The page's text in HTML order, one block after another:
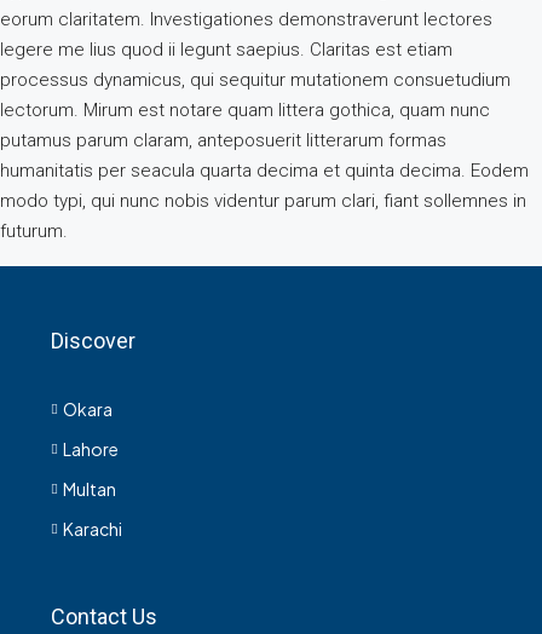
eorum claritatem. Investigationes demonstraverunt lectores
legere me lius quod ii legunt saepius. Claritas est etiam
processus dynamicus, qui sequitur mutationem consuetudium
lectorum. Mirum est notare quam littera gothica, quam nunc
putamus parum claram, anteposuerit litterarum formas
humanitatis per seacula quarta decima et quinta decima. Eodem
modo typi, qui nunc nobis videntur parum clari, fiant sollemnes in
futurum.
Discover
Okara
Lahore
Multan
Karachi
Contact Us